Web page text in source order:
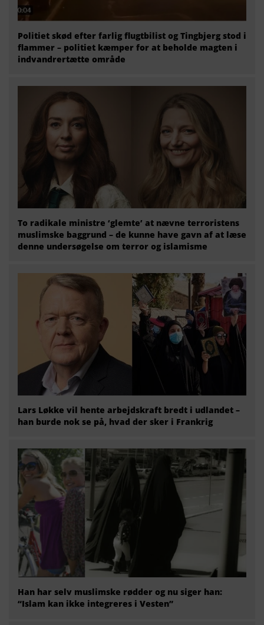
Politiet skød efter farlig flugtbilist og Tingbjerg stod i
flammer – politiet kæmper for at beholde magten i
indvandrertætte område
To radikale ministre ‘glemte’ at nævne terroristens
muslimske baggrund – de kunne have gavn af at læse
denne undersøgelse om terror og islamisme
Lars Løkke vil hente arbejdskraft bredt i udlandet –
han burde nok se på, hvad der sker i Frankrig
Han har selv muslimske rødder og nu siger han:
“Islam kan ikke integreres i Vesten”